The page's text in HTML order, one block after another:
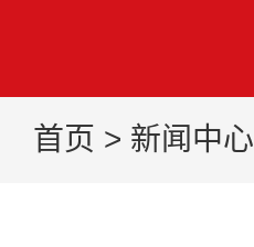
首页 > 新闻中心